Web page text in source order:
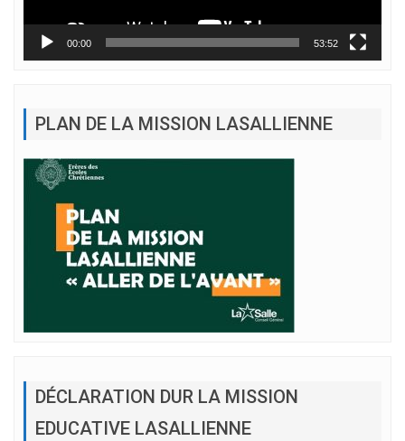
00:00 53:52
PLAN DE LA MISSION LASALLIENNE
DÉCLARATION DUR LA MISSION
EDUCATIVE LASALLIENNE